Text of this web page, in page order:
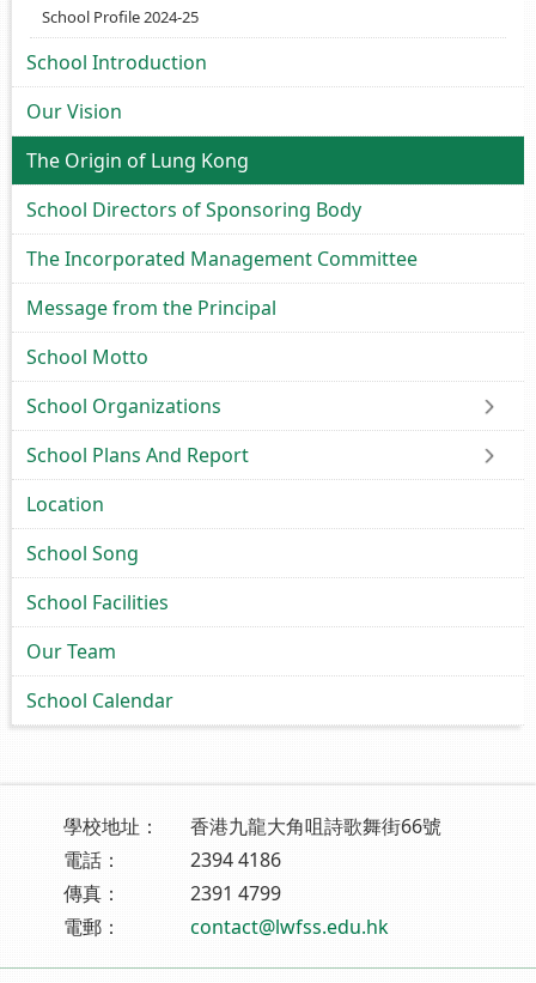
School Profile 2024-25
School Introduction
Our Vision
The Origin of Lung Kong
School Directors of Sponsoring Body
The Incorporated Management Committee
Message from the Principal
School Motto
School Organizations
School Plans And Report
Location
School Song
School Facilities
Our Team
School Calendar
學校地址：
香港九龍大角咀詩歌舞街66號
電話：
2394 4186
傳真：
2391 4799
電郵：
contact@lwfss.edu.hk